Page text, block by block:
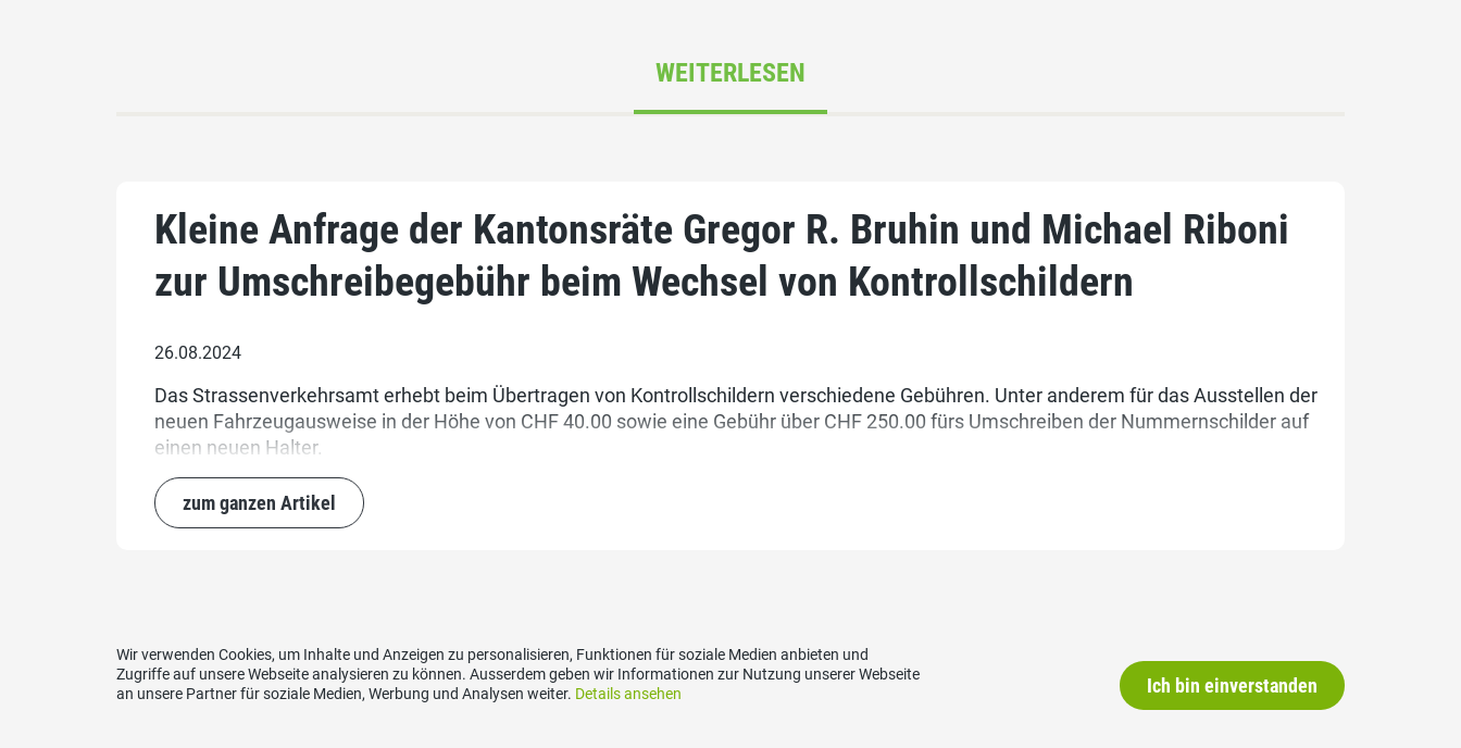
WEITERLESEN
Kleine Anfrage der Kantonsräte Gregor R. Bruhin und Michael Riboni
zur Umschreibegebühr beim Wechsel von Kontrollschildern
26.08.2024
Das Strassenverkehrsamt erhebt beim Übertragen von Kontrollschildern verschiedene Gebühren. Unter anderem für das Ausstellen der
neuen Fahrzeugausweise in der Höhe von CHF 40.00 sowie eine Gebühr über CHF 250.00 fürs Umschreiben der Nummernschilder auf
einen neuen Halter.
zum ganzen Artikel
Wir verwenden Cookies, um Inhalte und Anzeigen zu personalisieren, Funktionen für soziale Medien anbieten und
Zugriffe auf unsere Webseite analysieren zu können. Ausserdem geben wir Informationen zur Nutzung unserer Webseite
an unsere Partner für soziale Medien, Werbung und Analysen weiter. Details ansehen Ich bin einverstanden